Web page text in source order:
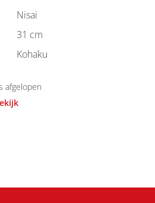
Nisai
31 cm
Kohaku
afgelopen